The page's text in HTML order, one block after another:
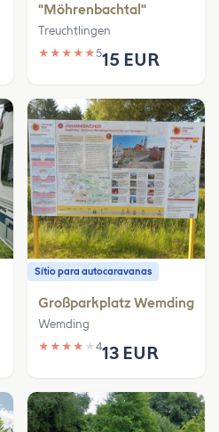
"Möhrenbachtal"
Treuchtlingen
★ ★ ★ ★ ★515 EUR
Sítio para autocaravanas
Großparkplatz Wemding
Wemding
★ ★ ★ ★ ★ 413 EUR